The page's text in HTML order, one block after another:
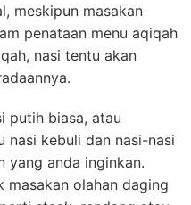
meskipun masakan
penataan menu aqiqah
nasi tentu akan
putih biasa, atau
nasi kebuli dan nasi-nasi
yang anda inginkan.
masakan olahan daging